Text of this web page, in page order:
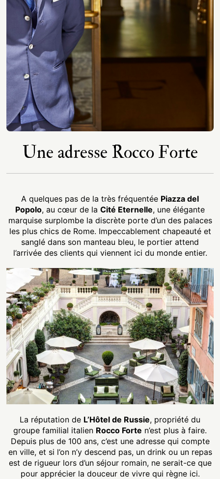
Une adresse Rocco Forte
A quelques pas de la très fréquentée Piazza del
Popolo, au cœur de la Cité Eternelle, une élégante
marquise surplombe la discrète porte d’un des palaces
les plus chics de Rome. Impeccablement chapeauté et
sanglé dans son manteau bleu, le portier attend
l’arrivée des clients qui viennent ici du monde entier.
La réputation de L’Hôtel de Russie, propriété du
groupe familial italien Rocco Forte n’est plus à faire.
Depuis plus de 100 ans, c’est une adresse qui compte
en ville, et si l’on n’y descend pas, un drink ou un repas
est de rigueur lors d’un séjour romain, ne serait-ce que
pour apprécier la douceur de vivre qui règne ici.